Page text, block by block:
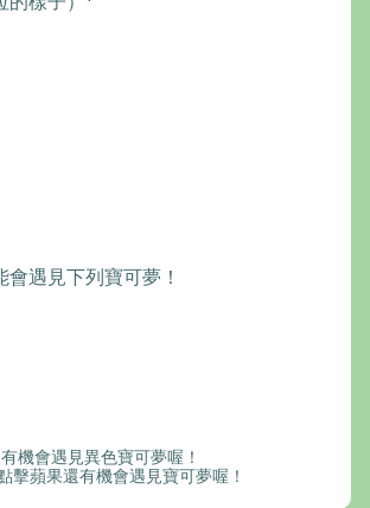
遇見下列寶可夢！
機會遇見異色寶可夢喔！
擊蘋果還有機會遇見寶可夢喔！